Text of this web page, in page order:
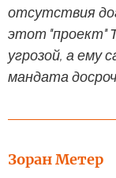
отсутствия
этот "проект"
угрозой, а ему
мандата
Зоран Метер